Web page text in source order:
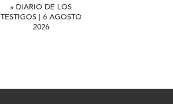
» DIARIO DE LOS
TESTIGOS | 6 AGOSTO
2026